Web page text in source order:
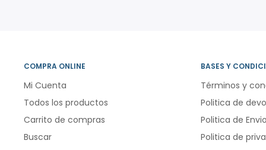
COMPRA ONLINE
Mi Cuenta
Todos los productos
Carrito de compras
Buscar
BASES Y
Términos y
Politica de
Politica de
Politica de